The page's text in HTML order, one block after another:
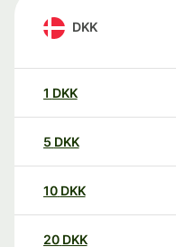
DKK
1 DKK
5 DKK
10 DKK
20 DKK